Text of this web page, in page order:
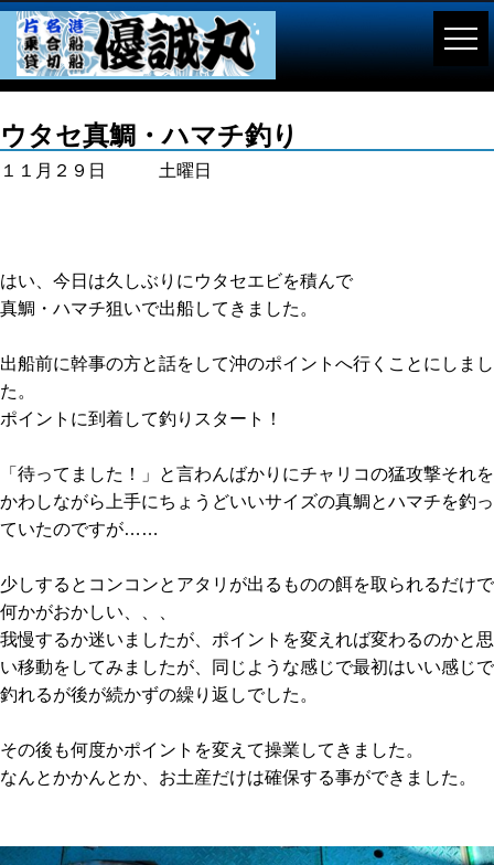
ウタセ真鯛・ハマチ釣り
１１月２９日 土曜日
はい、今日は久しぶりにウタセエビを積んで
真鯛・ハマチ狙いで出船してきました。
出船前に幹事の方と話をして沖のポイントへ行くことにしまし
た。
ポイントに到着して釣りスタート！
「待ってました！」と言わんばかりにチャリコの猛攻撃それを
かわしながら上手にちょうどいいサイズの真鯛とハマチを釣っ
ていたのですが……
少しするとコンコンとアタリが出るものの餌を取られるだけで
何かがおかしい、、、
我慢するか迷いましたが、ポイントを変えれば変わるのかと思
い移動をしてみましたが、同じような感じで最初はいい感じで
釣れるが後が続かずの繰り返しでした。
その後も何度かポイントを変えて操業してきました。
なんとかかんとか、お土産だけは確保する事ができました。